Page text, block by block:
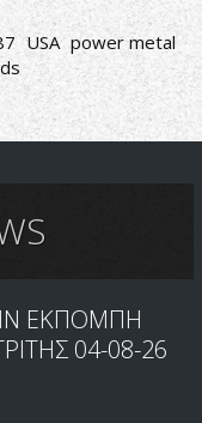
USA power metal
ΕΚΠΟΜΠΗ
04-08-26